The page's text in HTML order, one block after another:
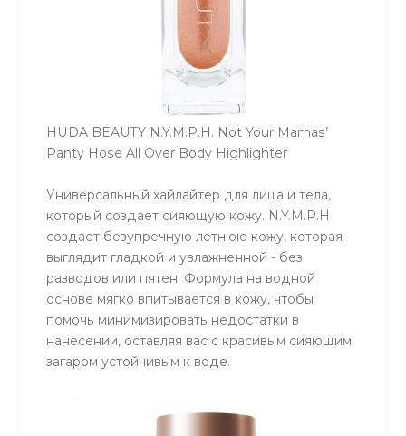
HUDA BEAUTY N.Y.M.P.H. Not Your Mamas’
Panty Hose All Over Body Highlighter
Универсальный хайлайтер для лица и тела,
который создает сияющую кожу. N.Y.M.P.H
создает безупречную летнюю кожу, которая
выглядит гладкой и увлажненной - без
разводов или пятен. Формула на водной
основе мягко впитывается в кожу, чтобы
помочь минимизировать недостатки в
нанесении, оставляя вас с красивым сияющим
загаром устойчивым к воде.